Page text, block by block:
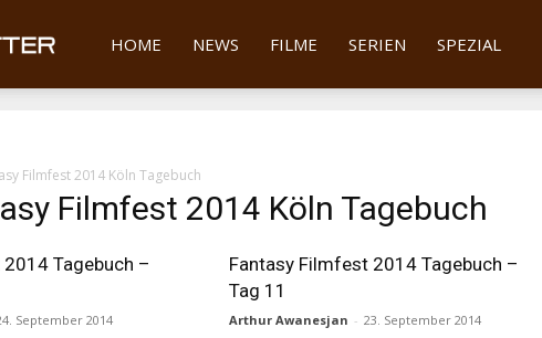
Filmfutter
HOME NEWS FILME SERIEN SPEZIAL
Filmfest 2014 Köln Tagebuch
Filmfest 2014 Köln Tagebuch
Tagebuch –
September 2014
Fantasy Filmfest 2014 Tagebuch –
Tag 11
Arthur Awanesjan - 23. September 2014